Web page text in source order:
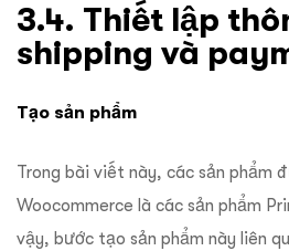
3.4. Thiết lập
shipping và
Tạo sản phẩm
Trong bài viết này, các sản phẩm
Woocommerce là các sản phẩm
vậy, bước tạo sản phẩm này liên